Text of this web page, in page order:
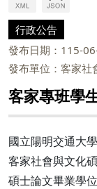
行政公告
發布日期：115-
發布單位：客家社
客家專班學
國立陽明交通大
客家社會與文化
碩士論文畢業學